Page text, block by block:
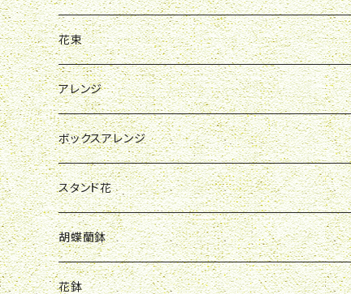
花束
母の日
お祝い
誕生日
お見舞い
送別会
アレンジ
母の日
R&P
Y&O
W&G
お祝い
W&G
R&P
誕生日
お見舞い
ボックスアレンジ
母の日
R&P
Y&O
お祝い
誕生日
スタンド花
開店祝い
お誕生日
胡蝶蘭鉢
開店祝い
花鉢